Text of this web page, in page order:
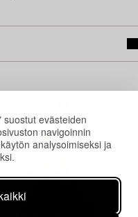
suostut evästeiden
navigoinnin
analysoimiseksi ja